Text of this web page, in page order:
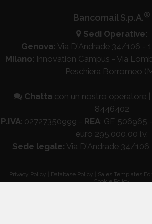
Bancomail S.p.A.®
Sedi Operative:
Genova: Via D'Andrade 34/106 -
Milano: Innovation Campus - Via
Peschiera Borromeo
Chatta con un nostro operatore
8446402
P.IVA: 02727350999 - REA: GE 506965 -
euro 295.000,00 i.v.
Sede legale: Via D'Andrade 34/106
Privacy Policy Database Policy Sales Templates
Cookie Policy